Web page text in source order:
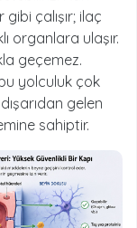
çalışır; ilaç
organlara ulaşır.
geçemez.
yolculuk çok
gelen
sahiptir.